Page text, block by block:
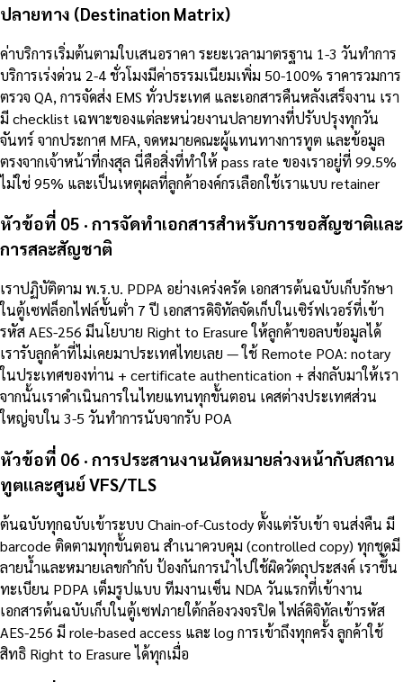
ปลายทาง (Destination Matrix)
ค่าบริการเริ่มต้นตามใบเสนอราคา ระยะเวลามาตรฐาน 1-3 วันทำการ
บริการเร่งด่วน 2-4 ชั่วโมงมีค่าธรรมเนียมเพิ่ม 50-100% ราคารวมการ
ตรวจ QA, การจัดส่ง EMS ทั่วประเทศ และเอกสารคืนหลังเสร็จงาน เรา
มี checklist เฉพาะของแต่ละหน่วยงานปลายทางที่ปรับปรุงทุกวัน
จันทร์ จากประกาศ MFA, จดหมายคณะผู้แทนทางการทูต และข้อมูล
ตรงจากเจ้าหน้าที่กงสุล นี่คือสิ่งที่ทำให้ pass rate ของเราอยู่ที่ 99.5%
ไม่ใช่ 95% และเป็นเหตุผลที่ลูกค้าองค์กรเลือกใช้เราแบบ retainer
หัวข้อที่ 05 · การจัดทำเอกสารสำหรับการขอสัญชาติและ
การสละสัญชาติ
เราปฏิบัติตาม พ.ร.บ. PDPA อย่างเคร่งครัด เอกสารต้นฉบับเก็บรักษา
ในตู้เซฟล็อกไฟล์ขั้นต่ำ 7 ปี เอกสารดิจิทัลจัดเก็บในเซิร์ฟเวอร์ที่เข้า
รหัส AES-256 มีนโยบาย Right to Erasure ให้ลูกค้าขอลบข้อมูลได้
เรารับลูกค้าที่ไม่เคยมาประเทศไทยเลย — ใช้ Remote POA: notary
ในประเทศของท่าน + certificate authentication + ส่งกลับมาให้เรา
จากนั้นเราดำเนินการในไทยแทนทุกขั้นตอน เคสต่างประเทศส่วน
ใหญ่จบใน 3-5 วันทำการนับจากรับ POA
หัวข้อที่ 06 · การประสานงานนัดหมายล่วงหน้ากับสถาน
ทูตและศูนย์ VFS/TLS
ต้นฉบับทุกฉบับเข้าระบบ Chain-of-Custody ตั้งแต่รับเข้า จนส่งคืน มี
barcode ติดตามทุกขั้นตอน สำเนาควบคุม (controlled copy) ทุกชุดมี
ลายน้ำและหมายเลขกำกับ ป้องกันการนำไปใช้ผิดวัตถุประสงค์ เราขึ้น
ทะเบียน PDPA เต็มรูปแบบ ทีมงานเซ็น NDA วันแรกที่เข้างาน
เอกสารต้นฉบับเก็บในตู้เซฟภายใต้กล้องวงจรปิด ไฟล์ดิจิทัลเข้ารหัส
AES-256 มี role-based access และ log การเข้าถึงทุกครั้ง ลูกค้าใช้
สิทธิ Right to Erasure ได้ทุกเมื่อ